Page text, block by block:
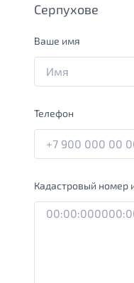
Серпухове
Ваше имя
Телефон
Кадастровый номер